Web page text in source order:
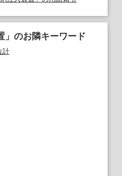
」のお隣キーワード
計